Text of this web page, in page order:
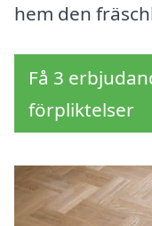
hem den
Få 3
förpliktelser